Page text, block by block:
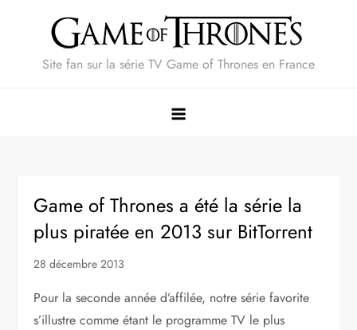
Site fan sur la série TV Game of Thrones en France
Game of Thrones a été la série la
plus piratée en 2013 sur BitTorrent
28 décembre 2013
Pour la seconde année d’affilée, notre série favorite
s’illustre comme étant le programme TV le plus